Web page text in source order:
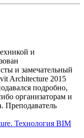
и
и замечательный
Architecture 2015
подробно,
организаторам и
Преподаватель
Технология BIM